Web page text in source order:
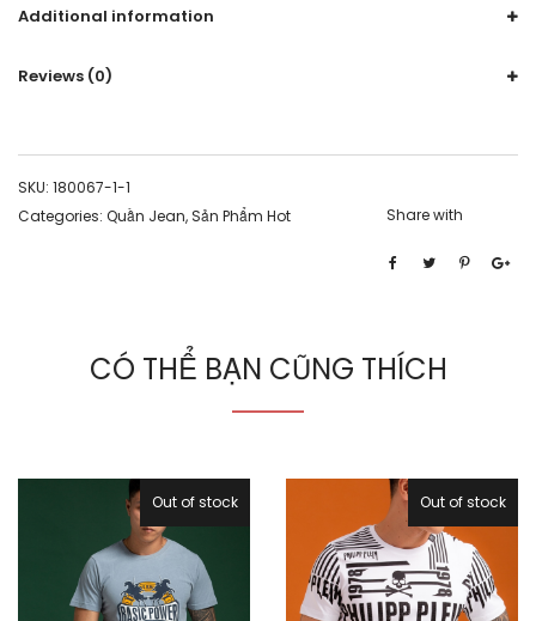
Additional information
Reviews (0)
SKU: 180067-1-1
Categories: Quần Jean, Sản Phẩm Hot Share with
CÓ THỂ BẠN CŨNG THÍCH
Out of stock Out of stock